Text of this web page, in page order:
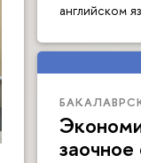
английском